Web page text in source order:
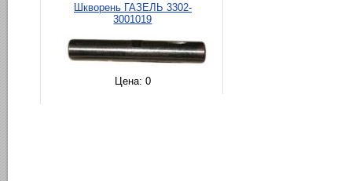
Шкворень ГАЗЕЛЬ 3302-
3001019
Цена: 0